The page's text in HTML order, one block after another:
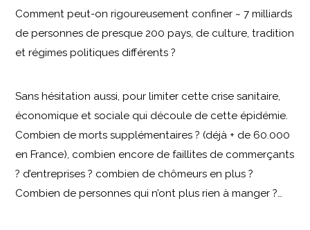
Comment peut-on rigoureusement confiner ~ 7 milliards
de personnes de presque 200 pays, de culture, tradition
et régimes politiques différents ?
Sans hésitation aussi, pour limiter cette crise sanitaire,
économique et sociale qui découle de cette épidémie.
Combien de morts supplémentaires ? (déjà + de 60.000
en France), combien encore de faillites de commerçants
? d’entreprises ? combien de chômeurs en plus ?
Combien de personnes qui n’ont plus rien à manger ?…